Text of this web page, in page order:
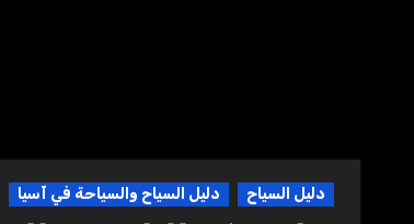
دليل السياح دليل السياح والسياحة في آسيا